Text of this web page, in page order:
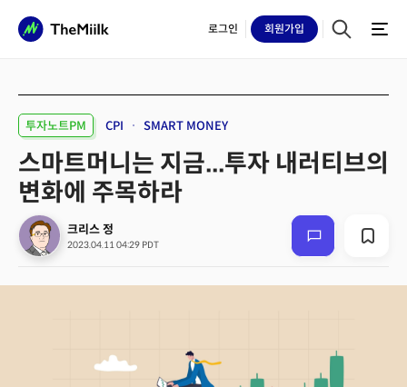
로그인 회원가입
투자노트PM CPI SMART MONEY
스마트머니는 지금...투자 내러티브의
변화에 주목하라
크리스 정
2023.04.11 04:29 PDT